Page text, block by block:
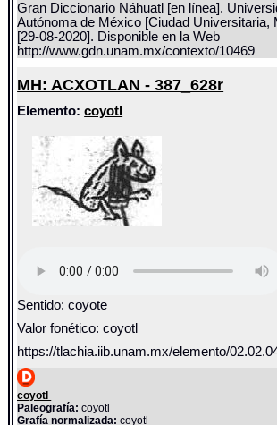
Gran Diccionario Náhuatl [en línea].
Autónoma de México [Ciudad Universitaria,
[29-08-2020]. Disponible en la Web
http://www.gdn.unam.mx/contexto/10469
MH: ACXOTLAN - 387_628r
Elemento:coyotl
Sentido: coyote
Valor fonético: coyotl
https://tlachia.iib.unam.mx/elemento/
coyotl
Paleografía: coyotl
Grafía normalizada: coyotl